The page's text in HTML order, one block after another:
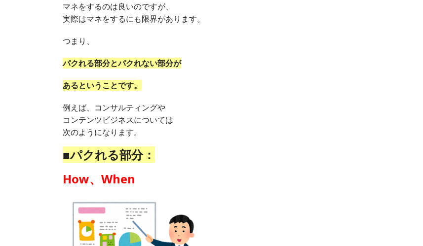
マネをするのは良いのですが、
実際はマネをするにも限界があります。
つまり、
パクれる部分とパクれない部分が
あるということです。
例えば、コンサルティングや
コンテンツビジネスについては
次のようになります。
■パクれる部分：
How、When